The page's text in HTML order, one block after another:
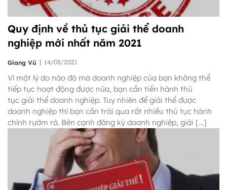
Quy định về thủ tục giải thể doanh
nghiệp mới nhất năm 2021
Giang Vũ | 14/03/2021
Vì một lý do nào đó mà doanh nghiệp của bạn không thể
tiếp tục hoạt động được nữa, bạn cần tiến hành thủ
tục giải thể doanh nghiệp. Tuy nhiên để giải thể được
doanh nghiệp thì bạn cần trải qua rất nhiều thủ tục hành
chính rườm rà. Bên cạnh đăng ký doanh nghiệp, giải […]